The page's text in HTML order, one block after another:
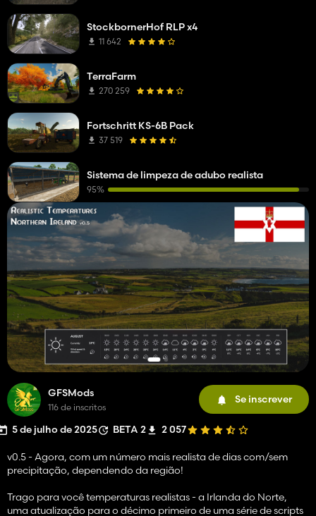
GFSMods
116 de inscritos
Se inscrever
5 de julho de 2025 BETA 2 2 057
v0.5 - Agora, com um número mais realista de dias com/sem
precipitação, dependendo da região!
Trago para você temperaturas realistas - a Irlanda do Norte,
uma atualização para o décimo primeiro de uma série de scripts
StockbornerHof RLP x4
11 642
TerraFarm
270 259
Fortschritt KS-6B Pack
37 519
Sistema de limpeza de adubo realista
95%